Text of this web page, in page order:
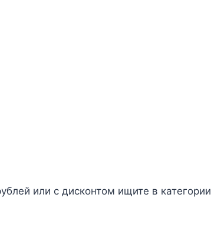
или с дисконтом ищите в категории